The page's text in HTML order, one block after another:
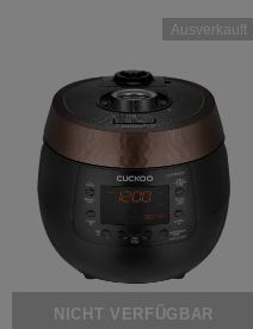
Ausverkauft
NICHT VERFÜGBAR